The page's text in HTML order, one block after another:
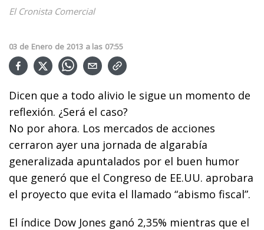
El Cronista Comercial
03 de Enero de 2013 a las 07:55
Dicen que a todo alivio le sigue un momento de
reflexión. ¿Será el caso?
No por ahora. Los mercados de acciones
cerraron ayer una jornada de algarabía
generalizada apuntalados por el buen humor
que generó que el Congreso de EE.UU. aprobara
el proyecto que evita el llamado “abismo fiscal”.
El índice Dow Jones ganó 2,35% mientras que el